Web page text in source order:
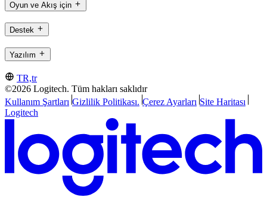
Oyun ve Akış için
Destek
Yazılım
TR,tr
©2026 Logitech. Tüm hakları saklıdır
Kullanım Şartları Gizlilik Politikası. Çerez Ayarları Site Haritası
Logitech